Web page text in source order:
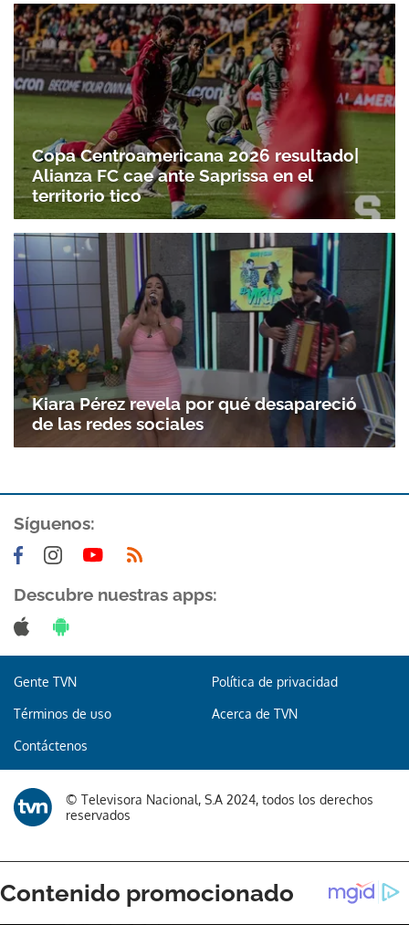
Gracias por suscribirte a nuestro boletín.
ACEPTAR
Copa Centroamericana 2026 resultado|
Alianza FC cae ante Saprissa en el
territorio tico
Kiara Pérez revela por qué desapareció
de las redes sociales
Síguenos:
Descubre nuestras apps:
Gente TVN Política de privacidad
Términos de uso Acerca de TVN
Contáctenos
© Televisora Nacional, S.A 2024, todos los derechos
reservados